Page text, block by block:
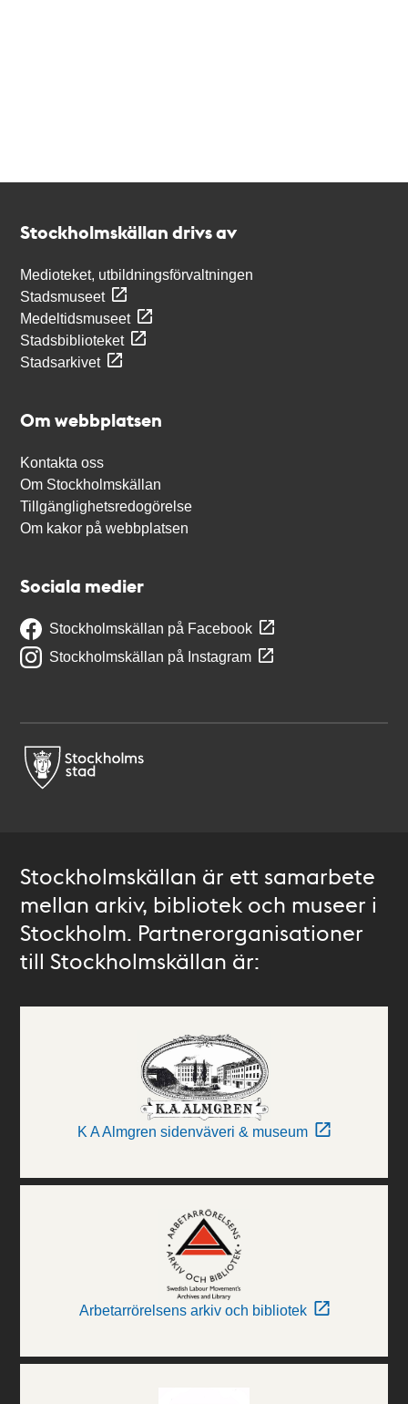
Stockholmskällan drivs av
Medioteket, utbildningsförvaltningen
Stadsmuseet
Medeltidsmuseet
Stadsbiblioteket
Stadsarkivet
Om webbplatsen
Kontakta oss
Om Stockholmskällan
Tillgänglighetsredogörelse
Om kakor på webbplatsen
Sociala medier
Stockholmskällan på Facebook
Stockholmskällan på Instagram
Stockholmskällan är ett samarbete
mellan arkiv, bibliotek och museer i
Stockholm. Partnerorganisationer
till Stockholmskällan är:
K A Almgren sidenväveri & museum
Arbetarrörelsens arkiv och bibliotek